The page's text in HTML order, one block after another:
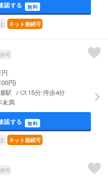
認する 無料
ネット接続可
可
円)
駅 バス15分:停歩4分
未満
認する 無料
ネット接続可
可